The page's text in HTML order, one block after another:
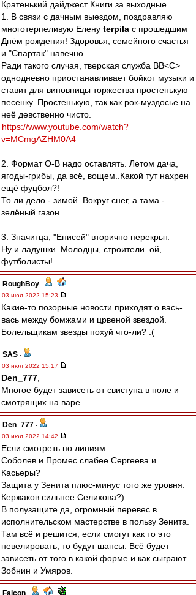
Кратенький дайджест Книги за выходные.
1. В связи с дачным выездом, поздравляю
многотерпеливую Елену terpila с прошедшим
Днём рождения! Здоровья, семейного счастья
и "Спартак" навечно.
Ради такого случая, тверская служба ВВ˂С˃
однодневно приостанавливает бойкот музыки и
ставит для виновницы торжества простенькую
песенку. Простенькую, так как рок-муздосье на
неё девственно чисто.
https://www.youtube.com/watch?
v=MCmgAZHM0A4
2. Формат О-В надо оставлять. Летом дача,
ягоды-грибы, да всё, вощем..Какой тут нахрен
ещё фуцбол?!
То ли дело - зимой. Вокруг снег, а тама -
зелёный газон.
3. Значитца, "Енисей" вторично перекрыт.
Ну и ладушки..Молодцы, строители..ой,
футболисты!
RoughBoy -
03 июл 2022 15:23
Какие-то позорные новости приходят о вась-
вась между бомжами и црвеной звездой.
Болельщикам звезды похуй что-ли? :(
SAS -
03 июл 2022 15:17
Den_777
Многое будет зависеть от свистуна в поле и
смотрящих на варе
Den_777 -
03 июл 2022 14:42
Если смотреть по линиям.
Соболев и Промес слабее Сергеева и
Касьеры?
Защита у Зенита плюс-минус того же уровня.
Кержаков сильнее Селихова?)
В полузащите да, огромный перевес в
исполнительском мастерстве в пользу Зенита.
Там всё и решится, если смогут как то это
невелировать, то будут шансы. Всё будет
зависеть от того в какой форме и как сыграют
Зобнин и Умяров.
Falcon -